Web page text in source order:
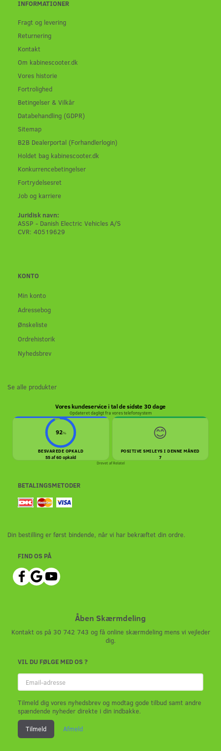
INFORMATIONER
Fragt og levering
Returnering
Kontakt
Om kabinescooter.dk
Vores historie
Fortrolighed
Betingelser & Vilkår
Databehandling (GDPR)
Sitemap
B2B Dealerportal (Forhandlerlogin)
Holdet bag kabinescooter.dk
Konkurrencebetingelser
Fortrydelsesret
Job og karriere
Juridisk navn:
ASSP - Danish Electric Vehicles A/S
CVR: 40519629
KONTO
Min konto
Adressebog
Ønskeliste
Ordrehistorik
Nyhedsbrev
Se alle produkter
Vores kundeservice i tal de sidste 30 dage
Opdateret dagligt fra vores telefonsystem
92%
BESVAREDE OPKALD
55 af 60 opkald
😊
POSITIVE SMILEYS I DENNE MÅNED
7
Drevet afRelatel
BETALINGSMETODER
Din bestilling er først bindende, når vi har bekræftet din ordre.
FIND OS PÅ
Åben Skærmdeling
Kontakt os på 30 742 743 og få online skærmdeling mens vi vejleder
dig.
VIL DU FØLGE MED OS ?
Email-
adresse
Tilmeld dig vores nyhedsbrev og modtag gode tilbud samt andre
spændende nyheder direkte i din indbakke.
Tilmeld Afmeld